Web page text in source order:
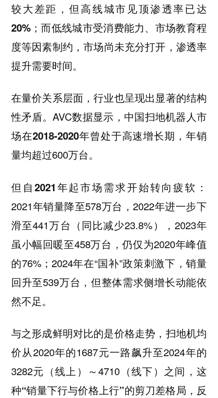
较大差距，但高线城市见顶渗透率已达
20%；而低线城市受消费能力、市场教育程
度等因素制约，市场尚未充分打开，渗透率
提升需要时间。
在量价关系层面，行业也呈现出显著的结构
性矛盾。AVC数据显示，中国扫地机器人市
场在2018-2020年曾处于高速增长期 ，年销
量均超过600万台。
但自2021年起市场需求开始转向疲软：
2021年销量降至578万台，2022年进一步下
滑至441万台（同比减少23.8%），2023年
虽小幅回暖至458万台，仍仅为2020年峰值
的76%；2024年在“国补”政策刺激下，销量
回升至539万台，但整体需求侧增长动能依
然不足。
与之形成鲜明对比的是价格走势， 扫地机均
价从2020年的1687元一路飙升至2024年的
3282元（线上）～4710（线下）之间，这
种“销量下行与价格上行”的剪刀差格局，反